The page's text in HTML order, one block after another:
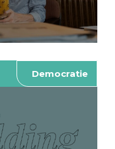
Democratie